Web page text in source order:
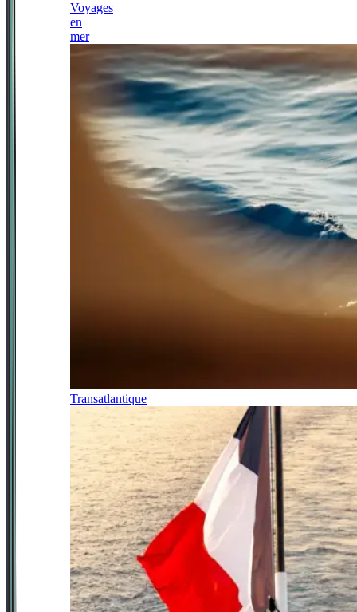
Voyages
en
mer
Transatlantique